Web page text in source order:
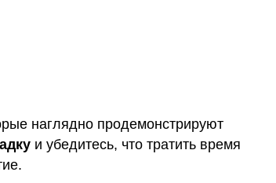
наглядно продемонстрируют
и убедитесь, что тратить время